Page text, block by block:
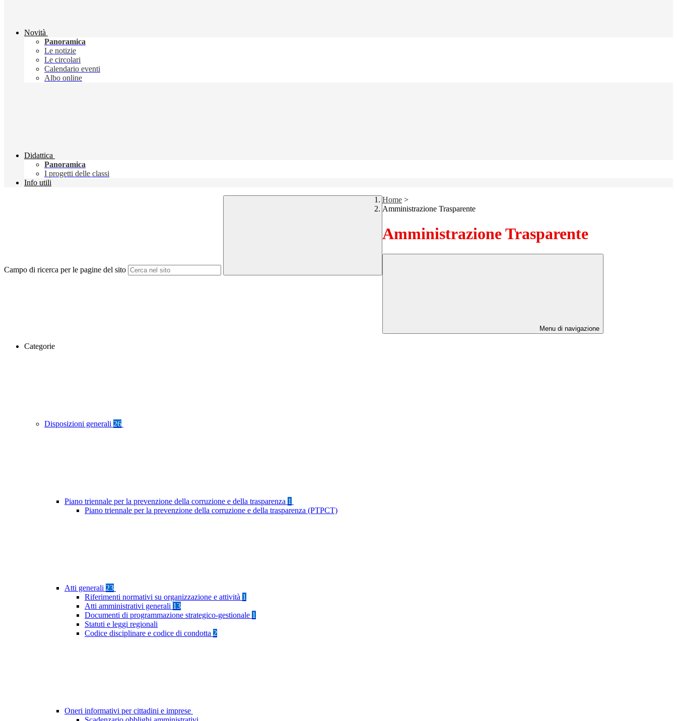
Novità
Panoramica
Le notizie
Le circolari
Calendario eventi
Albo online
Didattica
Panoramica
I progetti delle classi
Info utili
Campo di ricerca per le pagine del sito
Home >
Amministrazione Trasparente
Amministrazione Trasparente
Menu di navigazione
Categorie
Disposizioni generali 26
Piano triennale per la prevenzione della corruzione e della trasparenza 1
Piano triennale per la prevenzione della corruzione e della trasparenza (PTPCT)
Atti generali 23
Riferimenti normativi su organizzazione e attività 1
Atti amministrativi generali 13
Documenti di programmazione strategico-gestionale 1
Statuti e leggi regionali
Codice disciplinare e codice di condotta 2
Oneri informativi per cittadini e imprese